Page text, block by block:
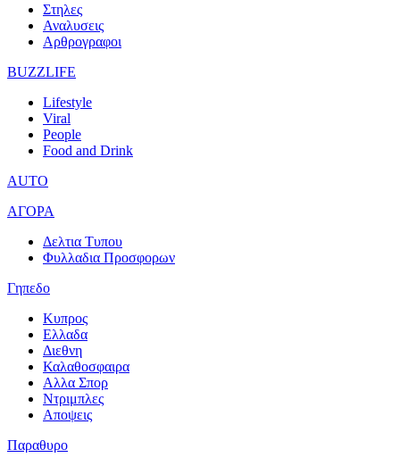
Στηλες
Αναλυσεις
Αρθρογραφοι
BUZZLIFE
Lifestyle
Viral
People
Food and Drink
AUTO
ΑΓΟΡΑ
Δελτια Τυπου
Φυλλαδια Προσφορων
Γηπεδο
Κυπρος
Ελλαδα
Διεθνη
Καλαθοσφαιρα
Αλλα Σπορ
Ντριμπλες
Αποψεις
Παραθυρο